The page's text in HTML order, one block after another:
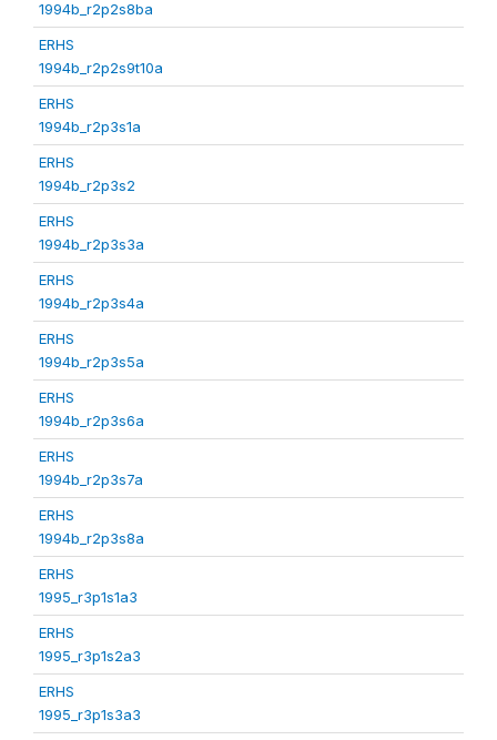
1994b_r2p2s8ba
ERHS
1994b_r2p2s9t10a
ERHS
1994b_r2p3s1a
ERHS
1994b_r2p3s2
ERHS
1994b_r2p3s3a
ERHS
1994b_r2p3s4a
ERHS
1994b_r2p3s5a
ERHS
1994b_r2p3s6a
ERHS
1994b_r2p3s7a
ERHS
1994b_r2p3s8a
ERHS
1995_r3p1s1a3
ERHS
1995_r3p1s2a3
ERHS
1995_r3p1s3a3